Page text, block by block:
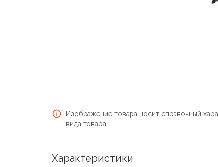
Изображение товара носит справочный
вида товара.
Характеристики